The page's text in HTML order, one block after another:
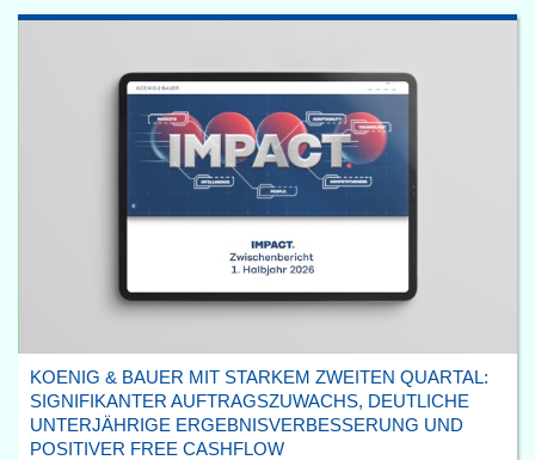
KOENIG & BAUER MIT STARKEM ZWEITEN QUARTAL:
SIGNIFIKANTER AUFTRAGSZUWACHS, DEUTLICHE
UNTERJÄHRIGE ERGEBNISVERBESSERUNG UND
POSITIVER FREE CASHFLOW